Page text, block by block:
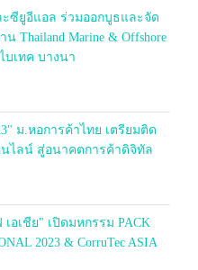
ซียูอีแอล ร่วมออกบูธและจัด
Thailand Marine & Offshore
บเทค บางนา
ม.หอการค้าไทย เตรียมติด
ไลน์ สู่อนาคตการค้าดิจิทัล
อเชีย" เปิดมหกรรม PACK
2023 & CorruTec ASIA